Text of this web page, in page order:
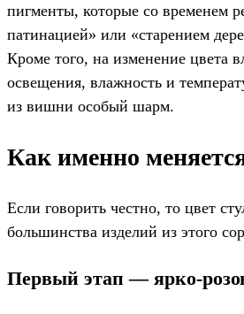
пигменты, которые со временем
патинацией» или «старением
Кроме того, на изменение цвета
освещения, влажность и
из вишни особый шарм.
Как именно
Если говорить честно, то цвет
большинства изделий из этого
Первый этап — ярко-